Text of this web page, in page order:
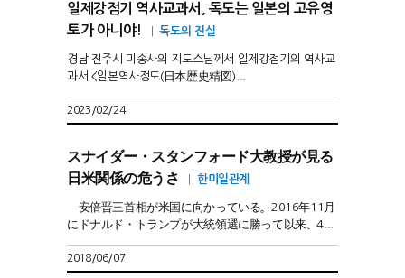
일제강점기 역사교과서, 독도는 일본의 고유영
토가 아니야!
|독도의 진실
경남 진주시 미송사의 지도스님께서 일제강점기의 역사교
과서 <일본역사정도(日本歴史精図)...
2023/02/24
スナイダー・スタンフォード大教授が見る
日米関係の危うさ
|한미일관계
安倍晋三首相が米国に向かっている。2016年11月
にドナルド・トランプが大統領選に勝って以来、4...
2018/06/07